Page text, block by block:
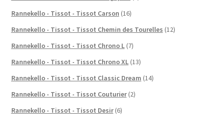
Rannekello - Tissot - Tissot Carson (16)
Rannekello - Tissot - Tissot Chemin des Tourelles (12)
Rannekello - Tissot - Tissot Chrono L (7)
Rannekello - Tissot - Tissot Chrono XL (13)
Rannekello - Tissot - Tissot Classic Dream (14)
Rannekello - Tissot - Tissot Couturier (2)
Rannekello - Tissot - Tissot Desir (6)